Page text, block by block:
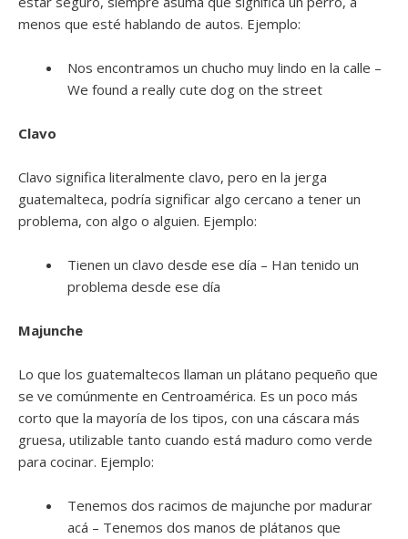
menos que esté hablando de autos. Ejemplo:
Nos encontramos un chucho muy lindo en la calle –
We found a really cute dog on the street
Clavo
Clavo significa literalmente clavo, pero en la jerga
guatemalteca, podría significar algo cercano a tener un
problema, con algo o alguien. Ejemplo:
Tienen un clavo desde ese día – Han tenido un
problema desde ese día
Majunche
Lo que los guatemaltecos llaman un plátano pequeño que
se ve comúnmente en Centroamérica. Es un poco más
corto que la mayoría de los tipos, con una cáscara más
gruesa, utilizable tanto cuando está maduro como verde
para cocinar. Ejemplo:
Tenemos dos racimos de majunche por madurar
acá – Tenemos dos manos de plátanos que